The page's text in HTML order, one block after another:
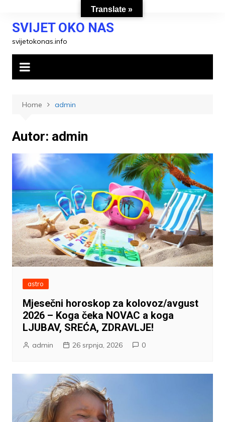
contentSVIJET OKO NAS
svijetokonas.info
Home admin
Autor: admin
astro
Mjesečni horoskop za kolovoz/avgust
2026 – Koga čeka NOVAC a koga
LJUBAV, SREĆA, ZDRAVLJE!
admin 26 srpnja, 2026 0
Translate »